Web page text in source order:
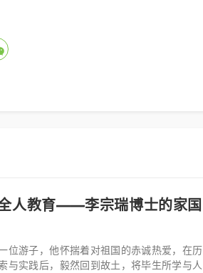
人教育——李宗瑞博士的家国
位游子，他怀揣着对祖国的赤诚热爱，在历
与实践后，毅然回到故土，将毕生所学与人